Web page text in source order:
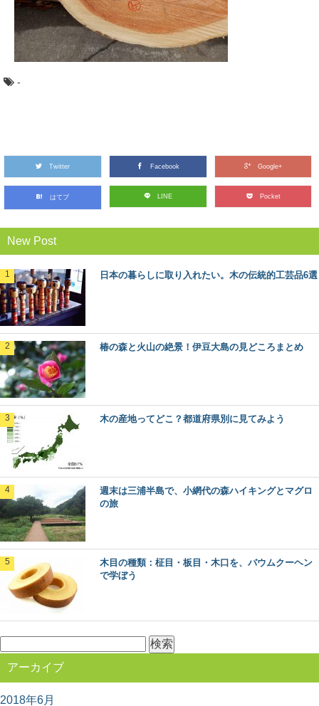
「あさひねこ」の木曽五木って何？その特徴
とは
日本のブランド木材には、○○杉といった1つの樹種だけで
なく、その土地を代表するいくつかの樹種がセット...
あなたの地域の木はなに？47都道府県の木
各都道府県のシンボルの一つとして、「都道府県の木」
が定められているのを知っていますか？ また、あな...
森に行くときに気を付けたい、危険な生物た
日本でもっとも多く植林されていて、木材として、とて
も身近な木、スギ。 じつは木材だけでなく、そ...
木材の部位には「赤身」と「白太」があるって聞いたこ
とありますか？ 赤身と白太とは、何が違うので...
-
Twitter Facebook Google+
はてブ LINE Pocket
New Post
日本の暮らしに取り入れたい。木の伝統的工芸品6選
椿の森と火山の絶景！伊豆大島の見どころまとめ
木の産地ってどこ？都道府県別に見てみよう
週末は三浦半島で、小網代の森ハイキングとマグロ
の旅
木目の種類：柾目・板目・木口を、バウムクーヘン
で学ぼう
索:
アーカイブ
2018年6月